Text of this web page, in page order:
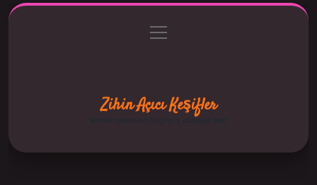
Gizlilik Politikası
menüyü
aç
Zihin Açıcı Keşifler
Merak uyandıran bilgilerle dünyaya bak!